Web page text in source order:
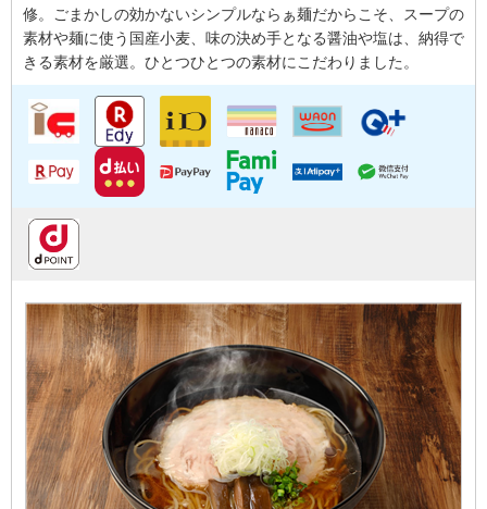
修。ごまかしの効かないシンプルならぁ麺だからこそ、スープの
素材や麺に使う国産小麦、味の決め手となる醤油や塩は、納得で
きる素材を厳選。ひとつひとつの素材にこだわりました。